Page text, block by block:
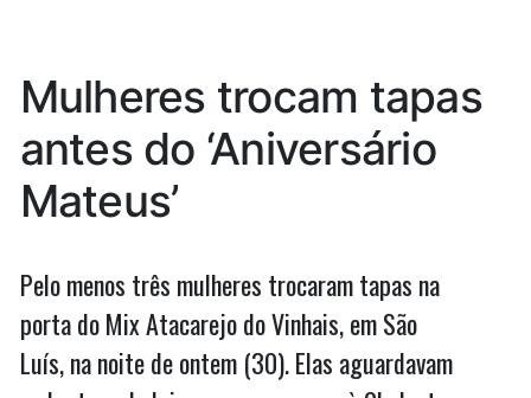
separação
do
Maranhão”
defensores
da
separação
do
Mulheres trocam tapas
antes do ‘Aniversário
Mateus’
Pelo menos três mulheres trocaram tapas na
porta do Mix Atacarejo do Vinhais, em São
Luís, na noite de ontem (30). Elas aguardavam